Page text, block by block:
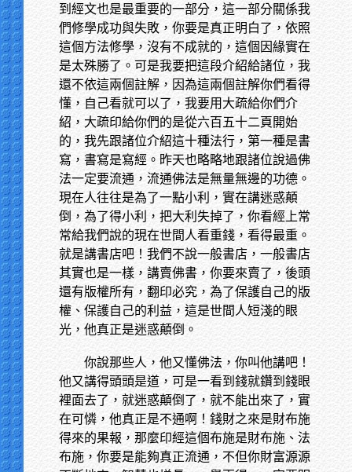
到經文也是最重要的一部分，這一部分關係我
們修學成功與失敗，你要是真正明白了，依照
這個方法修學，沒有不成就的，這個因緣實在
是太殊勝了。可是我要把這段介紹給諸位，我
還不依這兩個註解，因為這兩個註解你們看得
懂，自己看就可以了，我要用大疏給你們介
紹，大疏印給你們的是從六百五十二頁開始
的，我先跟諸位介紹這十種法行，第一種是書
寫，書寫是寫經。昨天也略略地跟諸位說過佛
法一定要流通，流通佛法是無量無邊的功德。
現在人往往是為了一點小利，實在講迷惑顛
倒，為了得小利，把大利失掉了，你看經上常
常給我們說的現在世間人看重錢，看得最重。
就是講書店吧！我們不說一般書店，一般書店
其實也是一樣，講賣佛書，你要來賣了，後頭
還有版權所有，翻印必究，為了保護自己的版
權、保護自己的利益，這是世間人短淺的眼
光，他真正是迷惑顛倒。
你說那些人，他又懂佛法，你叫他講吧！
他又講得頭頭是道，可是一看到錢就鑽到錢眼
裡面去了，就迷惑顛倒了，就不能出來了，實
在可憐，他真正是不通啊！錢財之來是財布施
得來的果報，那麼印經這個布施是財布施、法
布施，你要是能夠真正流通，不但你財富源源